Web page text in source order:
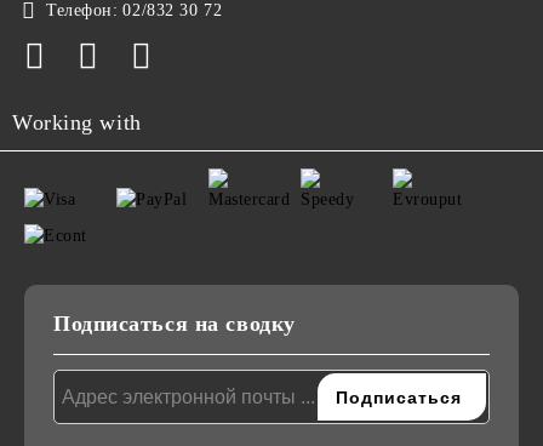
Телефон: 02/832 30 72
Working with
Подписаться на сводку